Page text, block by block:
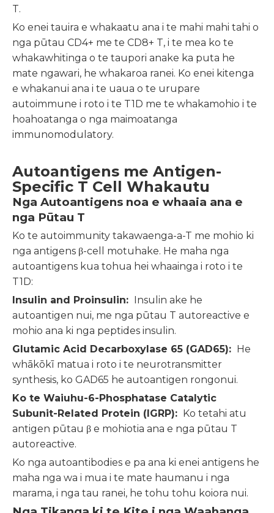
T.
Ko enei tauira e whakaatu ana i te mahi mahi tahi o
nga pūtau CD4+ me te CD8+ T, i te mea ko te
whakawhitinga o te taupori anake ka puta he
mate ngawari, he whakaroa ranei. Ko enei kitenga
e whakanui ana i te uaua o te urupare
autoimmune i roto i te T1D me te whakamohio i te
hoahoatanga o nga maimoatanga
immunomodulatory.
Autoantigens me Antigen-
Specific T Cell Whakautu
Nga Autoantigens noa e whaaia ana e
nga Pūtau T
Ko te autoimmunity takawaenga-a-T me mohio ki
nga antigens β-cell motuhake. He maha nga
autoantigens kua tohua hei whaainga i roto i te
T1D:
Insulin and Proinsulin: Insulin ake he
autoantigen nui, me nga pūtau T autoreactive e
mohio ana ki nga peptides insulin.
Glutamic Acid Decarboxylase 65 (GAD65): He
whākōkī matua i roto i te neurotransmitter
synthesis, ko GAD65 he autoantigen rongonui.
Ko te Waiuhu-6-Phosphatase Catalytic
Subunit-Related Protein (IGRP): Ko tetahi atu
antigen pūtau β e mohiotia ana e nga pūtau T
autoreactive.
Ko nga autoantibodies e pa ana ki enei antigens he
maha nga wa i mua i te mate haumanu i nga
marama, i nga tau ranei, he tohu tohu koiora nui.